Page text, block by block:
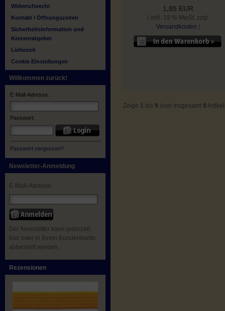
Widerrufsrecht
Kontakt / Öffnungszeiten
Sicherheitsinformation und
Kerzenratgeber
Lieferzeit
Cookie Einstellungen
Willkommen zurück!
E-Mail-Adresse:
Passwort:
Passwort vergessen?
Newsletter-Anmeldung
E-Mail-Adresse:
Der Newsletter kann jederzeit
hier oder in Ihrem Kundenkonto
abbestellt werden.
Rezensionen
1,85 EUR
( inkl. 19 % MwSt. zzgl.
Versandkosten )
Zeige 1 bis 9 (von insgesamt 9